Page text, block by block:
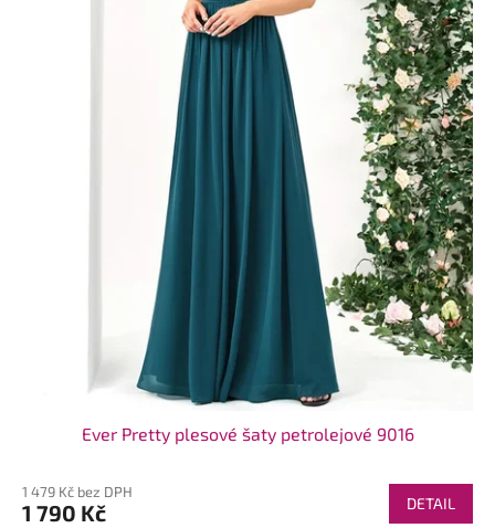
Ever Pretty plesové šaty petrolejové 9016
1 479 Kč bez DPH
1 790 Kč DETAIL